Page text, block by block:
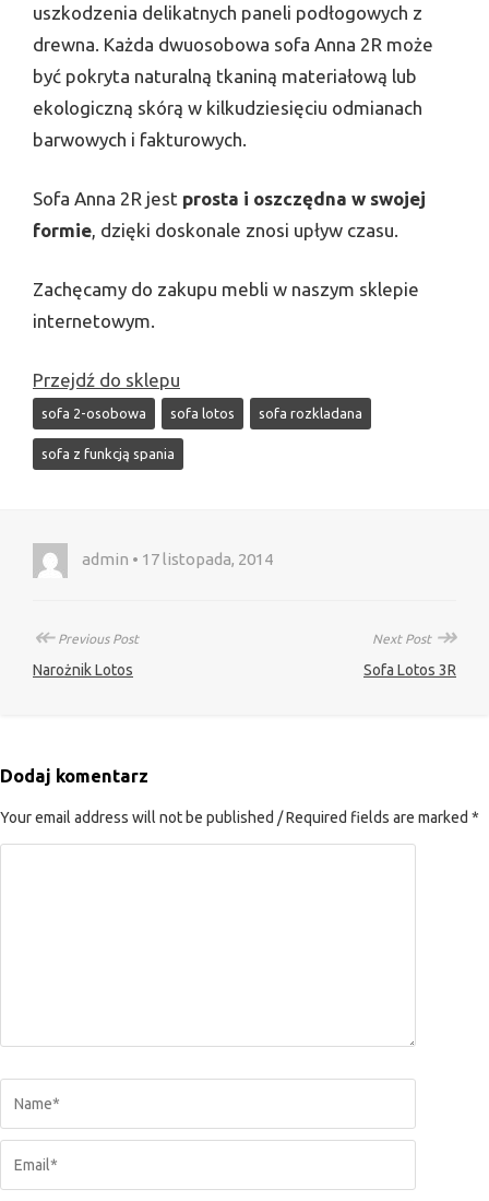
uszkodzenia delikatnych paneli podłogowych z
drewna. Każda dwuosobowa sofa Anna 2R może
być pokryta naturalną tkaniną materiałową lub
ekologiczną skórą w kilkudziesięciu odmianach
barwowych i fakturowych.
Sofa Anna 2R jest prosta i oszczędna w swojej
formie , dzięki doskonale znosi upływ czasu.
Zachęcamy do zakupu mebli w naszym sklepie
internetowym.
Przejdź do sklepu
sofa 2-osobowa sofa lotos sofa rozkladana
sofa z funkcją spania
admin • 17 listopada, 2014
↞Previous Post
Narożnik Lotos
Next Post ↠
Sofa Lotos 3R
Dodaj komentarz
Your email address will not be published / Required fields are marked *